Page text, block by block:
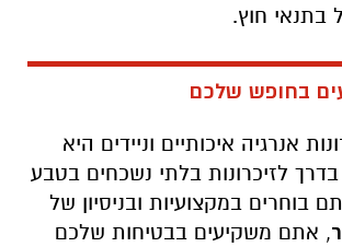
בתנאי חוץ.
בחופש שלכם
אנרגיה איכותיים וניידים היא
לזיכרונות בלתי נשכחים בטבע
בוחרים במקצועיות ובניסיון של
, אתם משקיעים בבטיחות שלכם